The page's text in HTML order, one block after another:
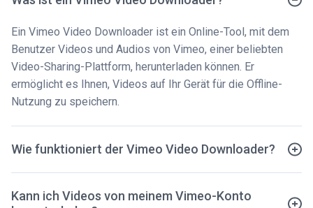
Ein Vimeo Video Downloader ist ein Online-Tool, mit dem
Benutzer Videos und Audios von Vimeo, einer beliebten
Video-Sharing-Plattform, herunterladen können. Er
ermöglicht es Ihnen, Videos auf Ihr Gerät für die Offline-
Nutzung zu speichern.
Wie funktioniert der Vimeo Video Downloader?
Kann ich Videos von meinem Vimeo-Konto